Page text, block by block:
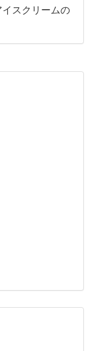
スクリームの